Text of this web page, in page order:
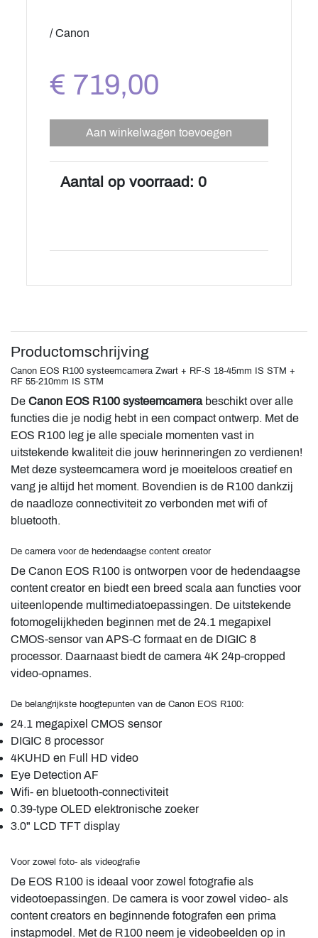
/ Canon
€ 719,00
Aan winkelwagen toevoegen
Aantal op voorraad: 0
Productomschrijving
Canon EOS R100 systeemcamera Zwart + RF-S 18-45mm IS STM +
RF 55-210mm IS STM
De Canon EOS R100 systeemcamera beschikt over alle
functies die je nodig hebt in een compact ontwerp. Met de
EOS R100 leg je alle speciale momenten vast in
uitstekende kwaliteit die jouw herinneringen zo verdienen!
Met deze systeemcamera word je moeiteloos creatief en
vang je altijd het moment. Bovendien is de R100 dankzij
de naadloze connectiviteit zo verbonden met wifi of
bluetooth.
De camera voor de hedendaagse content creator
De Canon EOS R100 is ontworpen voor de hedendaagse
content creator en biedt een breed scala aan functies voor
uiteenlopende multimediatoepassingen. De uitstekende
fotomogelijkheden beginnen met de 24.1 megapixel
CMOS-sensor van APS-C formaat en de DIGIC 8
processor. Daarnaast biedt de camera 4K 24p-cropped
video-opnames.
De belangrijkste hoogtepunten van de Canon EOS R100:
24.1 megapixel CMOS sensor
DIGIC 8 processor
4KUHD en Full HD video
Eye Detection AF
Wifi- en bluetooth-connectiviteit
0.39-type OLED elektronische zoeker
3.0" LCD TFT display
Voor zowel foto- als videografie
De EOS R100 is ideaal voor zowel fotografie als
videotoepassingen. De camera is voor zowel video- als
content creators en beginnende fotografen een prima
instapmodel. Met de R100 neem je videobeelden op in